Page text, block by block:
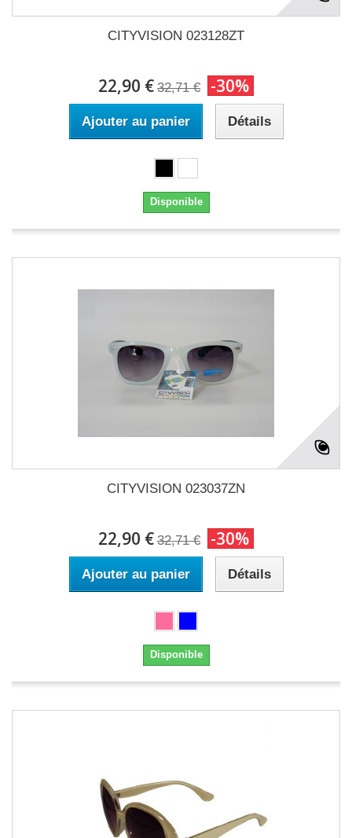
CITYVISION 023128ZT
22,90 € 32,71 € -30%
Ajouter au panier Détails
Disponible
CITYVISION 023037ZN
22,90 € 32,71 € -30%
Ajouter au panier Détails
Disponible